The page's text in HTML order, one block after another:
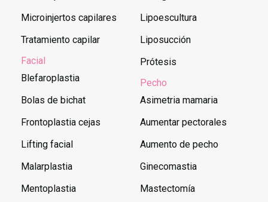
Microinjertos capilares
Tratamiento capilar
Facial
Blefaroplastia
Bolas de bichat
Frontoplastia cejas
Lifting facial
Malarplastia
Mentoplastia
Lipoescultura
Liposucción
Prótesis
Pecho
Asimetria mamaria
Aumentar pectorales
Aumento de pecho
Ginecomastia
Mastectomía